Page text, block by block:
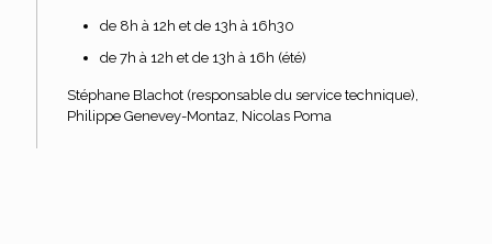
de 8h à 12h et de 13h à 16h30
de 7h à 12h et de 13h à 16h (été)
Stéphane Blachot (responsable du service technique),
Philippe Genevey-Montaz, Nicolas Poma